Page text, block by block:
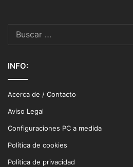
INFO:
Acerca de / Contacto
Aviso Legal
Configuraciones PC a medida
Política de cookies
Política de privacidad